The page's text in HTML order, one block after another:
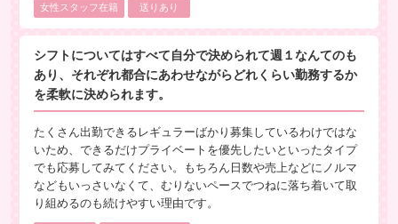
女性スタッフ在籍 送りあり
シフトについてはすべて自分で決められて週１なんてのも
あり、それぞれ都合にあわせながらどれくらい勤務するか
を柔軟に決められます。
たくさん出勤できるレギュラーばかり募集しているわけではな
いため、できるだけプライベートを優先したいといったタイプ
でも応募してみてください。もちろん日数や売上などにノルマ
などもいっさいなくて、むりないペースでつねに落ち着いて取
り組めるのも続けやすい理由です。